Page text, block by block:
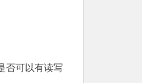
否可以有读写